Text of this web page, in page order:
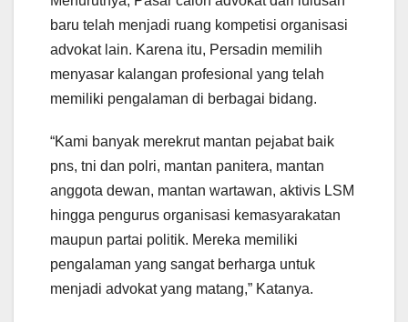
baru telah menjadi ruang kompetisi organisasi
advokat lain. Karena itu, Persadin memilih
menyasar kalangan profesional yang telah
memiliki pengalaman di berbagai bidang.
“Kami banyak merekrut mantan pejabat baik
pns, tni dan polri, mantan panitera, mantan
anggota dewan, mantan wartawan, aktivis LSM
hingga pengurus organisasi kemasyarakatan
maupun partai politik. Mereka memiliki
pengalaman yang sangat berharga untuk
menjadi advokat yang matang,” Katanya.